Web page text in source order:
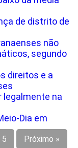
de distrito de
não
segundo
direitos e a
legalmente na
Dia em
5 Próximo »